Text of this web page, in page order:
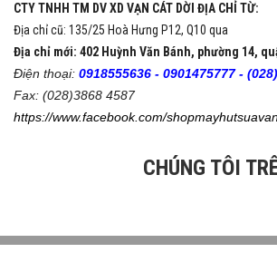
CTY TNHH TM DV XD VẠN CÁT DỜI ĐỊA CHỈ TỪ:
Địa chỉ cũ: 135/25 Hoà Hưng P12, Q10 qua
Địa chỉ mới: 402 Huỳnh Văn Bánh, phường 14,
Điện thoại: 0918555636 - 0901475777 -
Fax: (028)3868 4587
https://www.facebook.com/
CHÚNG TÔI